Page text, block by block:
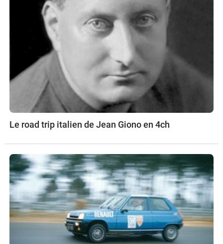
Le road trip italien de Jean Giono en 4ch